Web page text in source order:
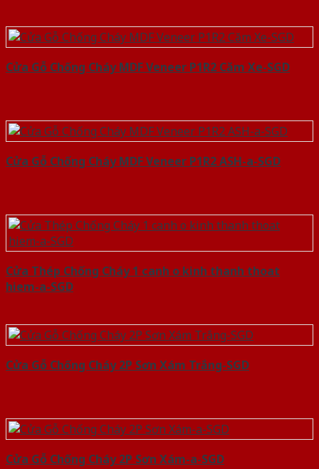
Cửa Gỗ Chống Cháy MDF Veneer P1R2 Căm Xe-SGD
Cửa Gỗ Chống Cháy MDF Veneer P1R2 ASH-a-SGD
Cửa Thép Chống Cháy 1 canh o kinh thanh thoat
hiem-a-SGD
Cửa Gỗ Chống Cháy 2P Sơn Xám Trắng-SGD
Cửa Gỗ Chống Cháy 2P Sơn Xám-a-SGD